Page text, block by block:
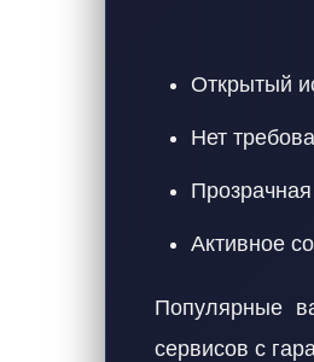
Открытый
Нет
Активное
Популярные
сервисов с